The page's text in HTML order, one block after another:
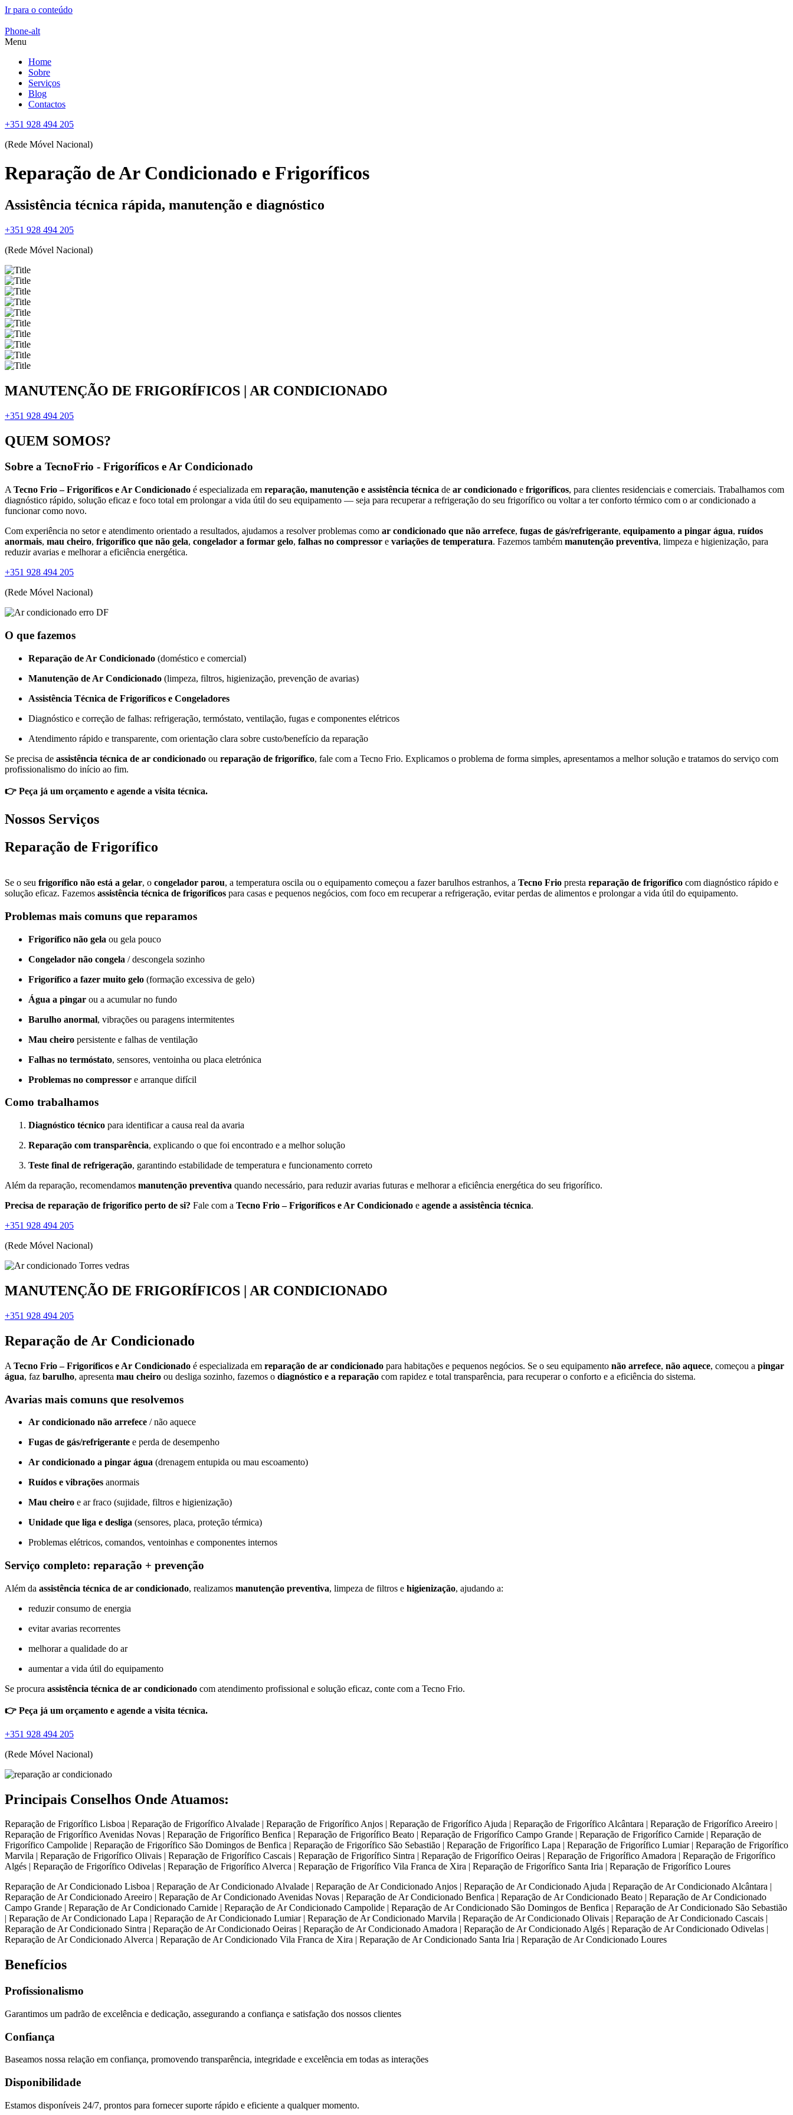
Ir para o conteúdo
Phone-alt
Menu
Home
Sobre
Serviços
Blog
Contactos
+351 928 494 205
(Rede Móvel Nacional)
Reparação de Ar Condicionado e Frigoríficos
Assistência técnica rápida, manutenção e diagnóstico
+351 928 494 205
(Rede Móvel Nacional)
MANUTENÇÃO DE FRIGORÍFICOS | AR CONDICIONADO
+351 928 494 205
QUEM SOMOS?
Sobre a TecnoFrio - Frigoríficos e Ar Condicionado
A Tecno Frio – Frigoríficos e Ar Condicionado é especializada em reparação, manutenção e assistência técnica de ar condicionado e frigoríficos, para clientes residenciais e comerciais. Trabalhamos com
diagnóstico rápido, solução eficaz e foco total em prolongar a vida útil do seu equipamento — seja para recuperar a refrigeração do seu frigorífico ou voltar a ter conforto térmico com o ar condicionado a
funcionar como novo.
Com experiência no setor e atendimento orientado a resultados, ajudamos a resolver problemas como ar condicionado que não arrefece, fugas de gás/refrigerante, equipamento a pingar água, ruídos
anormais, mau cheiro, frigorífico que não gela, congelador a formar gelo, falhas no compressor e variações de temperatura. Fazemos também manutenção preventiva, limpeza e higienização, para
reduzir avarias e melhorar a eficiência energética.
+351 928 494 205
(Rede Móvel Nacional)
O que fazemos
Reparação de Ar Condicionado (doméstico e comercial)
Manutenção de Ar Condicionado (limpeza, filtros, higienização, prevenção de avarias)
Assistência Técnica de Frigoríficos e Congeladores
Diagnóstico e correção de falhas: refrigeração, termóstato, ventilação, fugas e componentes elétricos
Atendimento rápido e transparente, com orientação clara sobre custo/benefício da reparação
Se precisa de assistência técnica de ar condicionado ou reparação de frigorífico, fale com a Tecno Frio. Explicamos o problema de forma simples, apresentamos a melhor solução e tratamos do serviço com
profissionalismo do início ao fim.
👉 Peça já um orçamento e agende a visita técnica.
Nossos Serviços
Reparação de Frigorífico
Se o seu frigorífico não está a gelar, o congelador parou, a temperatura oscila ou o equipamento começou a fazer barulhos estranhos, a Tecno Frio presta reparação de frigorífico com diagnóstico rápido e
solução eficaz. Fazemos assistência técnica de frigoríficos para casas e pequenos negócios, com foco em recuperar a refrigeração, evitar perdas de alimentos e prolongar a vida útil do equipamento.
Problemas mais comuns que reparamos
Frigorífico não gela ou gela pouco
Congelador não congela / descongela sozinho
Frigorífico a fazer muito gelo (formação excessiva de gelo)
Água a pingar ou a acumular no fundo
Barulho anormal, vibrações ou paragens intermitentes
Mau cheiro persistente e falhas de ventilação
Falhas no termóstato, sensores, ventoinha ou placa eletrónica
Problemas no compressor e arranque difícil
Como trabalhamos
Diagnóstico técnico para identificar a causa real da avaria
Reparação com transparência, explicando o que foi encontrado e a melhor solução
Teste final de refrigeração, garantindo estabilidade de temperatura e funcionamento correto
Além da reparação, recomendamos manutenção preventiva quando necessário, para reduzir avarias futuras e melhorar a eficiência energética do seu frigorífico.
Precisa de reparação de frigorífico perto de si? Fale com a Tecno Frio – Frigoríficos e Ar Condicionado e agende a assistência técnica.
+351 928 494 205
(Rede Móvel Nacional)
MANUTENÇÃO DE FRIGORÍFICOS | AR CONDICIONADO
+351 928 494 205
Reparação de Ar Condicionado
A Tecno Frio – Frigoríficos e Ar Condicionado é especializada em reparação de ar condicionado para habitações e pequenos negócios. Se o seu equipamento não arrefece, não aquece, começou a pingar
água, faz barulho, apresenta mau cheiro ou desliga sozinho, fazemos o diagnóstico e a reparação com rapidez e total transparência, para recuperar o conforto e a eficiência do sistema.
Avarias mais comuns que resolvemos
Ar condicionado não arrefece / não aquece
Fugas de gás/refrigerante e perda de desempenho
Ar condicionado a pingar água (drenagem entupida ou mau escoamento)
Ruídos e vibrações anormais
Mau cheiro e ar fraco (sujidade, filtros e higienização)
Unidade que liga e desliga (sensores, placa, proteção térmica)
Problemas elétricos, comandos, ventoinhas e componentes internos
Serviço completo: reparação + prevenção
Além da assistência técnica de ar condicionado, realizamos manutenção preventiva, limpeza de filtros e higienização, ajudando a:
reduzir consumo de energia
evitar avarias recorrentes
melhorar a qualidade do ar
aumentar a vida útil do equipamento
Se procura assistência técnica de ar condicionado com atendimento profissional e solução eficaz, conte com a Tecno Frio.
👉 Peça já um orçamento e agende a visita técnica.
+351 928 494 205
(Rede Móvel Nacional)
Principais Conselhos Onde Atuamos:
Reparação de Frigorífico Lisboa | Reparação de Frigorífico Alvalade | Reparação de Frigorífico Anjos | Reparação de Frigorífico Ajuda | Reparação de Frigorífico Alcântara | Reparação de Frigorífico Areeiro |
Reparação de Frigorífico Avenidas Novas | Reparação de Frigorífico Benfica | Reparação de Frigorífico Beato | Reparação de Frigorífico Campo Grande | Reparação de Frigorífico Carnide | Reparação de
Frigorífico Campolide | Reparação de Frigorífico São Domingos de Benfica | Reparação de Frigorífico São Sebastião | Reparação de Frigorífico Lapa | Reparação de Frigorífico Lumiar | Reparação de Frigorífico
Marvila | Reparação de Frigorífico Olivais | Reparação de Frigorífico Cascais | Reparação de Frigorífico Sintra | Reparação de Frigorífico Oeiras | Reparação de Frigorífico Amadora | Reparação de Frigorífico
Algés | Reparação de Frigorífico Odivelas | Reparação de Frigorífico Alverca | Reparação de Frigorífico Vila Franca de Xira | Reparação de Frigorífico Santa Iria | Reparação de Frigorífico Loures
Reparação de Ar Condicionado Lisboa | Reparação de Ar Condicionado Alvalade | Reparação de Ar Condicionado Anjos | Reparação de Ar Condicionado Ajuda | Reparação de Ar Condicionado Alcântara |
Reparação de Ar Condicionado Areeiro | Reparação de Ar Condicionado Avenidas Novas | Reparação de Ar Condicionado Benfica | Reparação de Ar Condicionado Beato | Reparação de Ar Condicionado
Campo Grande | Reparação de Ar Condicionado Carnide | Reparação de Ar Condicionado Campolide | Reparação de Ar Condicionado São Domingos de Benfica | Reparação de Ar Condicionado São Sebastião
| Reparação de Ar Condicionado Lapa | Reparação de Ar Condicionado Lumiar | Reparação de Ar Condicionado Marvila | Reparação de Ar Condicionado Olivais | Reparação de Ar Condicionado Cascais |
Reparação de Ar Condicionado Sintra | Reparação de Ar Condicionado Oeiras | Reparação de Ar Condicionado Amadora | Reparação de Ar Condicionado Algés | Reparação de Ar Condicionado Odivelas |
Reparação de Ar Condicionado Alverca | Reparação de Ar Condicionado Vila Franca de Xira | Reparação de Ar Condicionado Santa Iria | Reparação de Ar Condicionado Loures
Benefícios
Profissionalismo
Garantimos um padrão de excelência e dedicação, assegurando a confiança e satisfação dos nossos clientes
Confiança
Baseamos nossa relação em confiança, promovendo transparência, integridade e excelência em todas as interações
Disponibilidade
Estamos disponíveis 24/7, prontos para fornecer suporte rápido e eficiente a qualquer momento.